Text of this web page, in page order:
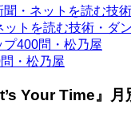
・ネットを読む技
400問・松乃屋
Your Time』